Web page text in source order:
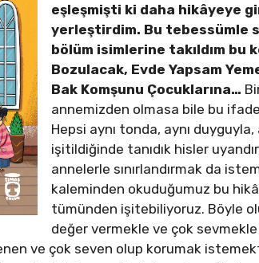
eşleşmişti ki daha hikâyeye
yerleştirdim. Bu tebessümle
bölüm isimlerine takıldım bu
Bozulacak, Evde Yapsam
Bak Komşunu Çocuklarına…
annemizden olmasa bile bu
Hepsi aynı tonda, aynı
işitildiğinde tanıdık hisler
annelerle sınırlandırmak da
kaleminden okuduğumuz bu
tümünden işitebiliyoruz. Böyle
değer vermekle ve çok
ve çok seven olup korumak